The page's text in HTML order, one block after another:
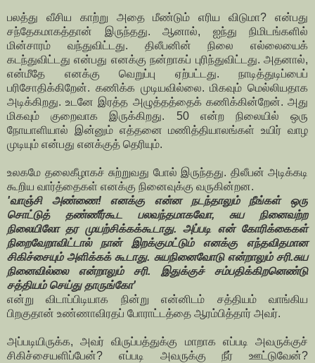
பலத்து வீசிய காற்று அதை மீண்டும் எரிய விடுமா? என்பது
சந்தேகமாகத்தான் இருந்தது. ஆனால், ஐந்து நிமிடங்களில்
மின்சாரம் வந்துவிட்டது. திலீபனின் நிலை எல்லையைக்
கடந்துவிட்டது என்பது எனக்கு நன்றாகப் புரிந்துவிட்டது. அதனால்,
என்மீதே எனக்கு வெறுப்பு ஏற்பட்டது. நாடித்துடிப்பைப்
பரிசோதிக்கிறேன். கணிக்க முடியவில்லை. மிகவும் மெல்லியதாக
அடிக்கிறது. உடனே இரத்த அழுத்தத்தைக் கணிக்கின்றேன். அது
மிகவும் குறைவாக இருக்கிறது. 50 என்ற நிலையில் ஒரு
நோயாளியால் இன்னும் எத்தனை மணித்தியாலங்கள் உயிர் வாழ
முடியும் என்பது எனக்குத் தெரியும்.
உலகமே தலைகீழாகச் சுற்றுவது போல் இருந்தது. திலீபன் அடிக்கடி
கூறிய வார்த்தைகள் எனக்கு நினைவுக்கு வருகின்றன.
'வாஞ்சி அண்ணை! எனக்கு என்ன நடந்தாலும் நீங்கள் ஒரு
சொட்டுத் தண்ணீர்கூட பலவந்தமாகவோ, சுய நினைவற்ற
நிலையிலோ தர முயற்சிக்கக்கூடாது. அப்படி என் கோரிக்கைகள்
நிறைவேறாவிட்டால் நான் இறக்குமட்டும் எனக்கு எந்தவிதமான
சிகிச்சையும் அளிக்கக் கூடாது. சுயநினைவோடு என்றாலும் சரி.சுய
நினைவில்லை என்றாலும் சரி. இதுக்குச் சம்பதிக்கிறனெண்டு
சத்தியம் செய்து தாருங்கோ'
என்று விடாப்பிடியாக நின்று என்னிடம் சத்தியம் வாங்கிய
பிறகுதான் உண்ணாவிரதப் போராட்டத்தை ஆரம்பித்தார் அவர்.
அப்படியிருக்க, அவர் விருப்பத்துக்கு மாறாக எப்படி அவருக்குச்
சிகிச்சையளிப்பேன்? எப்படி அவருக்கு நீர் ஊட்டுவேன்?